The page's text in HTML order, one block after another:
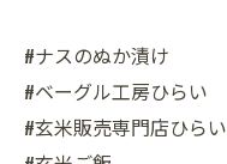
#ナスのぬか漬け
#ベーグル工房ひらい
#玄米販売専門店ひらい